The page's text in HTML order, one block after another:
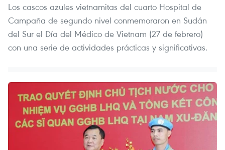
Los cascos azules vietnamitas del cuarto Hospital de
Campaña de segundo nivel conmemoraron en Sudán
del Sur el Día del Médico de Vietnam (27 de febrero)
con una serie de actividades prácticas y significativas.